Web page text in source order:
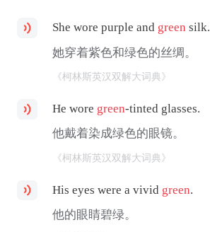
She wore purple and green silk.
她穿着紫色和绿色的丝绸。
《柯林斯英汉双解大词典》
He wore green-tinted glasses.
他戴着染成绿色的眼镜。
《柯林斯英汉双解大词典》
His eyes were a vivid green.
他的眼睛碧绿。